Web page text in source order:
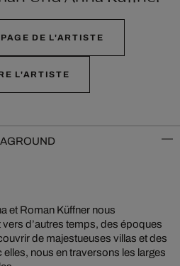
DE L'ARTISTE
L'ARTISTE
et Roman Küffner nous
d’autres temps, des époques
de majestueuses villas et des
nous en traversons les larges